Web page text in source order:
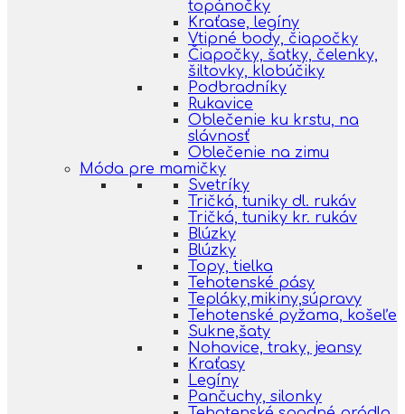
topánočky
Kraťase, legíny
Vtipné body, čiapočky
Čiapočky, šatky, čelenky,
šiltovky, klobúčiky
Podbradníky
Rukavice
Oblečenie ku krstu, na
slávnosť
Oblečenie na zimu
Móda pre mamičky
Svetríky
Tričká, tuniky dl. rukáv
Tričká, tuniky kr. rukáv
Blúzky
Blúzky
Topy, tielka
Tehotenské pásy
Tepláky,mikiny,súpravy
Tehotenské pyžama, košeľe
Sukne,šaty
Nohavice, traky, jeansy
Kraťasy
Legíny
Pančuchy, silonky